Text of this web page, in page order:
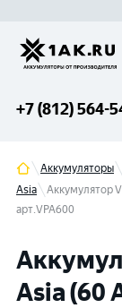
+7 (812) 564-
Аккумуляторы
Asia
Аккумулятор
арт.VPA600
Asia (60
Гатчина